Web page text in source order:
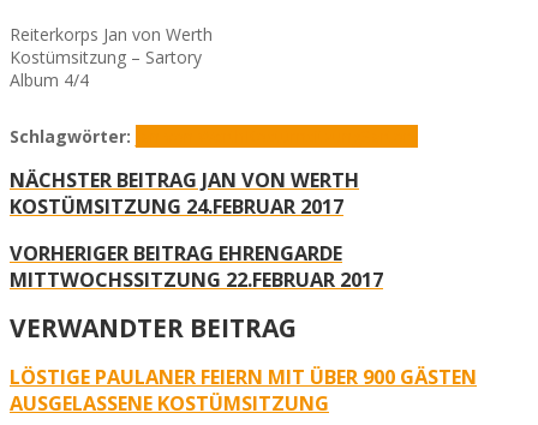
Reiterkorps Jan von Werth
Kostümsitzung – Sartory
Album 4/4
Schlagwörter:
NÄCHSTER BEITRAG JAN VON WERTH
KOSTÜMSITZUNG 24.FEBRUAR 2017
VORHERIGER BEITRAG EHRENGARDE
MITTWOCHSSITZUNG 22.FEBRUAR 2017
VERWANDTER BEITRAG
LÖSTIGE PAULANER FEIERN MIT ÜBER 900 GÄSTEN
AUSGELASSENE KOSTÜMSITZUNG